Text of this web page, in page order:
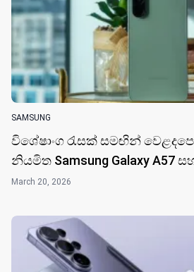
SAMSUNG
විශේෂාංග රැසක් සමඟින්
නියමිත Samsung Galaxy A57
March 20, 2026